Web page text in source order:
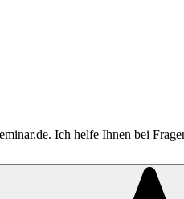
Ich helfe Ihnen bei